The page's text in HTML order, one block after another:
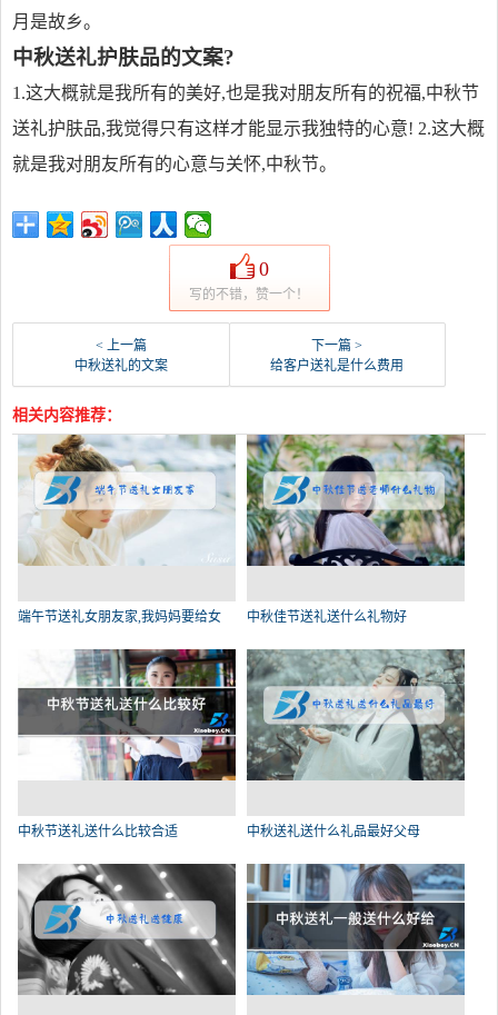
月是故乡。
中秋送礼护肤品的文案?
1.这大概就是我所有的美好,也是我对朋友所有的祝福,中秋节
送礼护肤品,我觉得只有这样才能显示我独特的心意! 2.这大概
就是我对朋友所有的心意与关怀,中秋节。
0
写的不错，赞一个！
< 上一篇
中秋送礼的文案
下一篇 >
给客户送礼是什么费用
相关内容推荐：
端午节送礼女朋友家,我妈妈要给女 中秋佳节送礼送什么礼物好
中秋节送礼送什么比较合适 中秋送礼送什么礼品最好父母